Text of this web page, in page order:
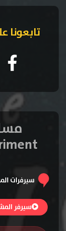
تابعونا
سيرفرات
سيرفر